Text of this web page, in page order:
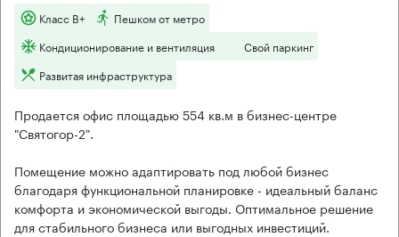
Класс B+
Пешком от метро
Кондиционирование и вентиляция
Свой паркинг
Развитая инфраструктура
Продается офис площадью 554 кв.м в бизнес-центре
"Святогор-2".
Помещение можно адаптировать под любой бизнес
благодаря функциональной планировке - идеальный баланс
комфорта и экономической выгоды. Оптимальное решение
для стабильного бизнеса или выгодных инвестиций.